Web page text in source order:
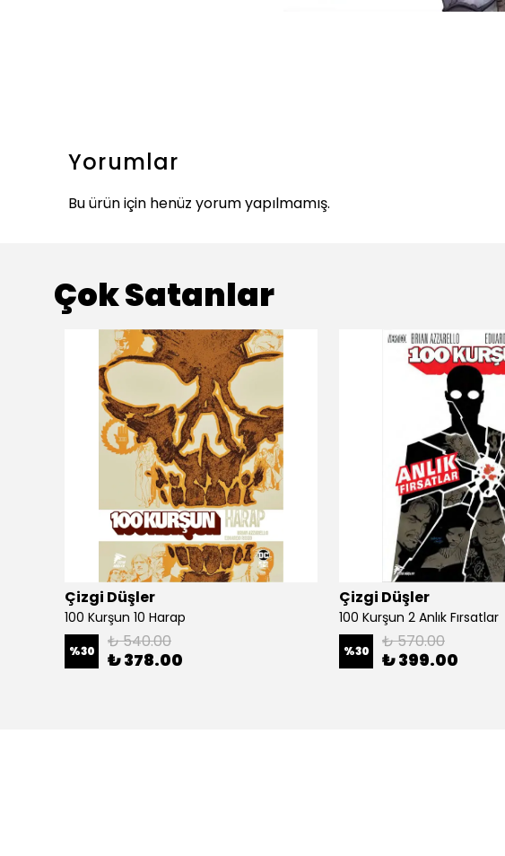
Yorumlar
Bu ürün için henüz yorum yapılmamış.
Çok Satanlar
Çizgi Düşler
100 Kurşun 10 Harap
%30 ₺ 540.00
₺ 378.00
Çizgi Düşler
100 Kurşun 2 Anlık Fırsatlar
%30 ₺ 570.00
₺ 399.00